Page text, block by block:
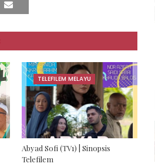
TELEFILEM MELAYU
Abyad Sofi (TV1) | Sinopsis
Telefilem